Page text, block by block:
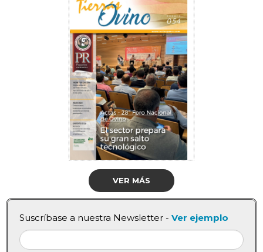
VER MÁS
Suscríbase a nuestra Newsletter - Ver ejemplo